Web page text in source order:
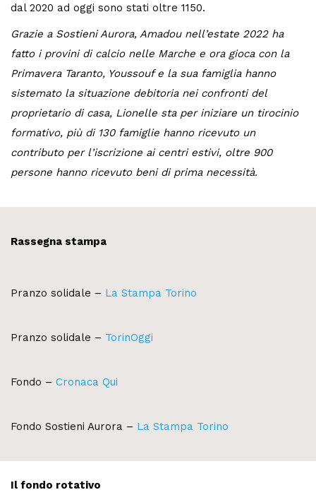
dal 2020 ad oggi sono stati oltre 1150.
Grazie a Sostieni Aurora, Amadou nell’estate 2022 ha
fatto i provini di calcio nelle Marche e ora gioca con la
Primavera Taranto, Youssouf e la sua famiglia hanno
sistemato la situazione debitoria nei confronti del
proprietario di casa, Lionelle sta per iniziare un tirocinio
formativo, più di 130 famiglie hanno ricevuto un
contributo per l’iscrizione ai centri estivi, oltre 900
persone hanno ricevuto beni di prima necessità.
Rassegna stampa
Pranzo solidale – La Stampa Torino
Pranzo solidale – TorinOggi
Fondo – Cronaca Qui
Fondo Sostieni Aurora – La Stampa Torino
Il fondo rotativo